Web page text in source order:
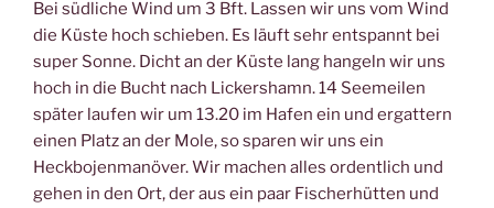
Bei südliche Wind um 3 Bft. Lassen wir uns vom Wind
die Küste hoch schieben. Es läuft sehr entspannt bei
super Sonne. Dicht an der Küste lang hangeln wir uns
hoch in die Bucht nach Lickershamn. 14 Seemeilen
später laufen wir um 13.20 im Hafen ein und ergattern
einen Platz an der Mole, so sparen wir uns ein
Heckbojenmanöver. Wir machen alles ordentlich und
gehen in den Ort, der aus ein paar Fischerhütten und